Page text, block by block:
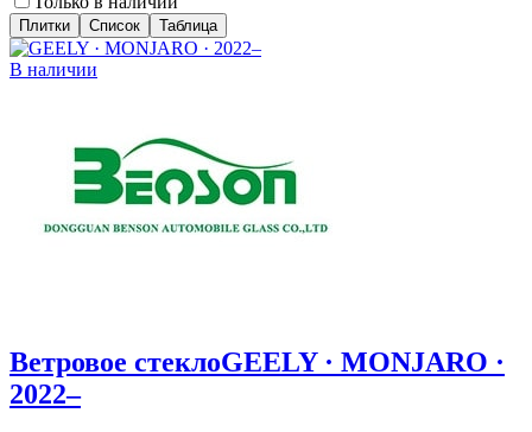
Плитки Список Таблица
В наличии
Ветровое стеклоGEELY · MONJARO ·
2022–